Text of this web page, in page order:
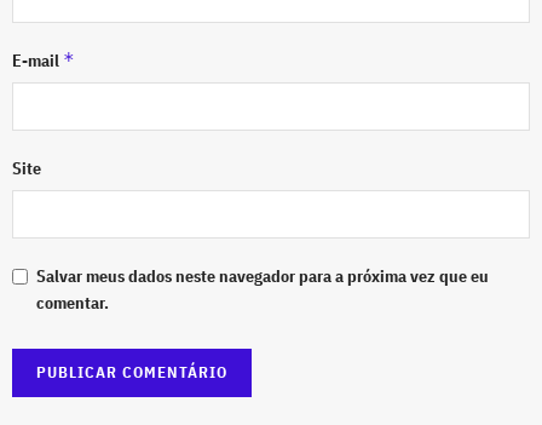
E-mail *
Site
Salvar meus dados neste navegador para a próxima vez que eu
comentar.